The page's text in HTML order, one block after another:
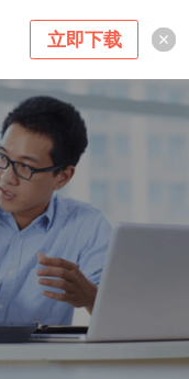
立即下载